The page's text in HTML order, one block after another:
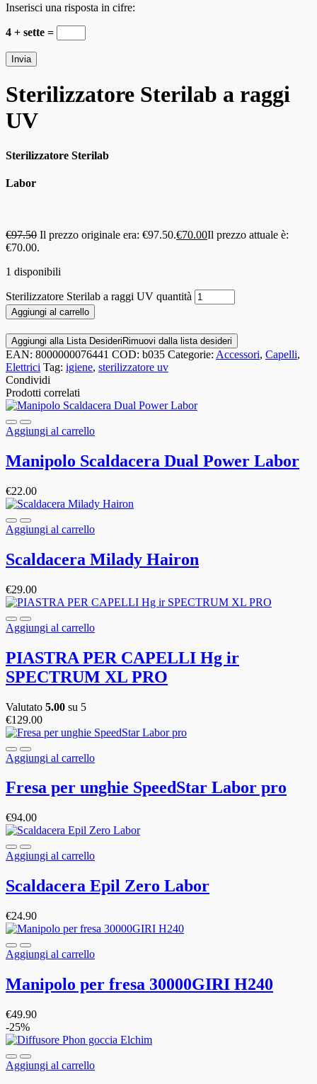
Inserisci una risposta in cifre:
4 + sette =
Sterilizzatore Sterilab a raggi
UV
Sterilizzatore Sterilab
Labor
€97.50 Il prezzo originale era: €97.50.€70.00Il prezzo attuale è:
€70.00.
1 disponibili
Sterilizzatore Sterilab a raggi UV quantità
Aggiungi al carrello
Aggiungi alla Lista Desideri Rimuovi dalla lista desideri
EAN: 8000000076441 COD: b035 Categorie: Accessori, Capelli,
Elettrici Tag: igiene, sterilizzatore uv
Condividi
Prodotti correlati
Aggiungi al carrello
Manipolo Scaldacera Dual Power Labor
€22.00
Aggiungi al carrello
Scaldacera Milady Hairon
€29.00
Aggiungi al carrello
PIASTRA PER CAPELLI Hg ir
SPECTRUM XL PRO
Valutato 5.00 su 5
€129.00
Aggiungi al carrello
Fresa per unghie SpeedStar Labor pro
€94.00
Aggiungi al carrello
Scaldacera Epil Zero Labor
€24.90
Aggiungi al carrello
Manipolo per fresa 30000GIRI H240
€49.90
-25%
Aggiungi al carrello